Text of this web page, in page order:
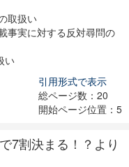
取扱い
実に対する反対尋問の
い
引用形式で表示
総ページ数：20
開始ページ位置：5
7割決まる！？より